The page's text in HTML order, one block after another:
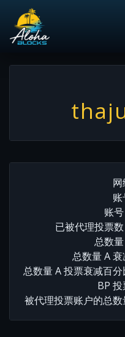
网
账
账
已被代理投票数
总数量
总数量 A 衰
总数量 A 投票衰减百分
BP 投
被代理投票账户的总数